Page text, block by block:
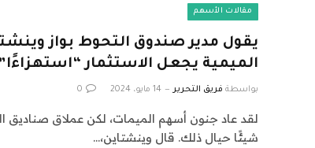
مقالات الأسهم
يقول مدير صندوق التحوط بواز
الميمية يجعل الاستثمار
بواسطة فريق التحرير 14 مايو، 2024 0
لقد عاد جنون أسهم الميمات، لكن عملاق صناديق
شيئًا حيال ذلك. قال وينشتاين،…